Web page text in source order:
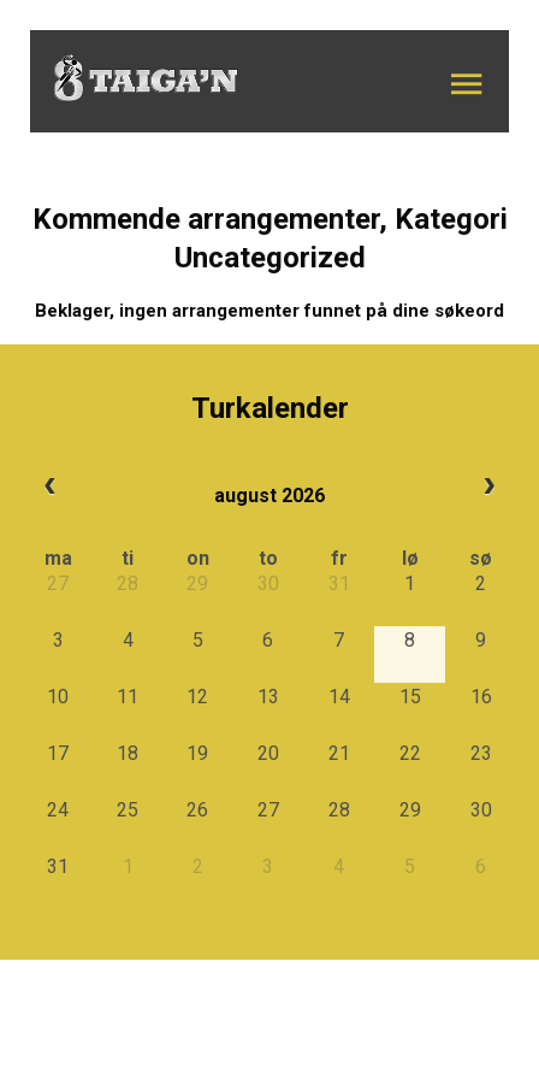
Kommende arrangementer, Kategori
Uncategorized
Beklager, ingen arrangementer funnet på dine søkeord
Turkalender
august 2026
ma ti on to fr lø
sø
27
28 29 30 31 1 2
3 4 5 6 7 8 9
10 11 12 13 14 15 16
17 18 19 20 21 22 23
24 25 26 27 28 29 30
31 1 2 3 4 5 6